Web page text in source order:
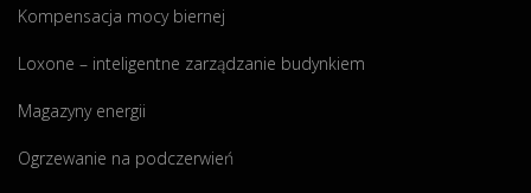
Kompensacja mocy biernej
Loxone – inteligentne zarządzanie budynkiem
Magazyny energii
Ogrzewanie na podczerwień